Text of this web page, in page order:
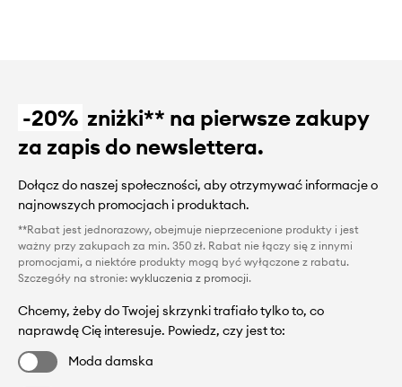
-20% zniżki** na pierwsze zakupy
za zapis do newslettera.
Dołącz do naszej społeczności, aby otrzymywać informacje o
najnowszych promocjach i produktach.
**Rabat jest jednorazowy, obejmuje nieprzecenione produkty i jest
ważny przy zakupach za min. 350 zł. Rabat nie łączy się z innymi
promocjami, a niektóre produkty mogą być wyłączone z rabatu.
Szczegóły na stronie: wykluczenia z promocji.
Chcemy, żeby do Twojej skrzynki trafiało tylko to, co
naprawdę Cię interesuje. Powiedz, czy jest to:
Moda damska